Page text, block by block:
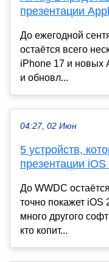
презентации
До ежегодной
остаётся всего
iPhone 17 и новых
и обновл...
04:27, 02 Июн
5 устройств,
презентации iOS
До WWDC
точно покажет
много другого
кто копит...